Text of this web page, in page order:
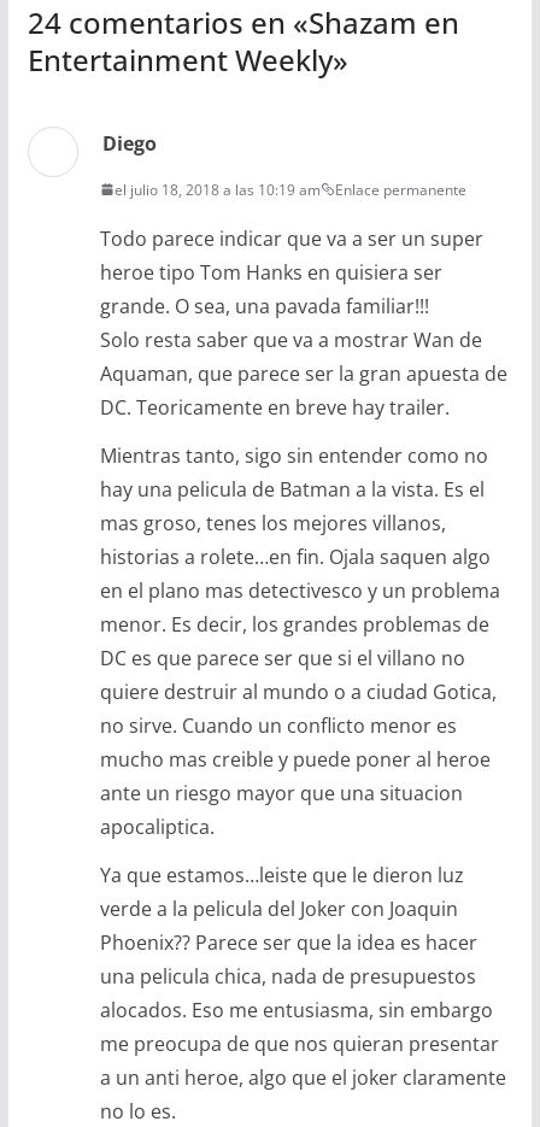
24 comentarios en «Shazam en
Entertainment Weekly»
Diego
el julio 18, 2018 a las 10:19 am Enlace permanente
Todo parece indicar que va a ser un super
heroe tipo Tom Hanks en quisiera ser
grande. O sea, una pavada familiar!!!
Solo resta saber que va a mostrar Wan de
Aquaman, que parece ser la gran apuesta de
DC. Teoricamente en breve hay trailer.
Mientras tanto, sigo sin entender como no
hay una pelicula de Batman a la vista. Es el
mas groso, tenes los mejores villanos,
historias a rolete…en fin. Ojala saquen algo
en el plano mas detectivesco y un problema
menor. Es decir, los grandes problemas de
DC es que parece ser que si el villano no
quiere destruir al mundo o a ciudad Gotica,
no sirve. Cuando un conflicto menor es
mucho mas creible y puede poner al heroe
ante un riesgo mayor que una situacion
apocaliptica.
Ya que estamos…leiste que le dieron luz
verde a la pelicula del Joker con Joaquin
Phoenix?? Parece ser que la idea es hacer
una pelicula chica, nada de presupuestos
alocados. Eso me entusiasma, sin embargo
me preocupa de que nos quieran presentar
a un anti heroe, algo que el joker claramente
no lo es.